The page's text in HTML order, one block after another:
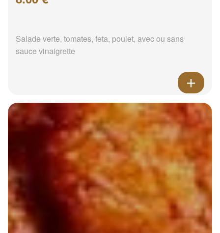
Salade verte, tomates, feta, poulet, avec ou sans
sauce vinaigrette